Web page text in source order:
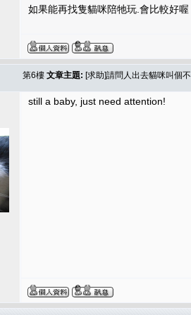
如果能再找隻貓咪陪牠玩.會比較好喔
第6樓 文章主題: [求助]請問人出去貓咪叫個
still a baby, just need attention!